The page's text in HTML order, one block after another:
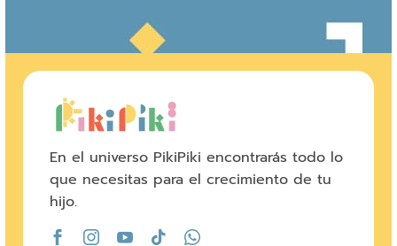
En el universo PikiPiki encontrarás todo lo
que necesitas para el crecimiento de tu
hijo.